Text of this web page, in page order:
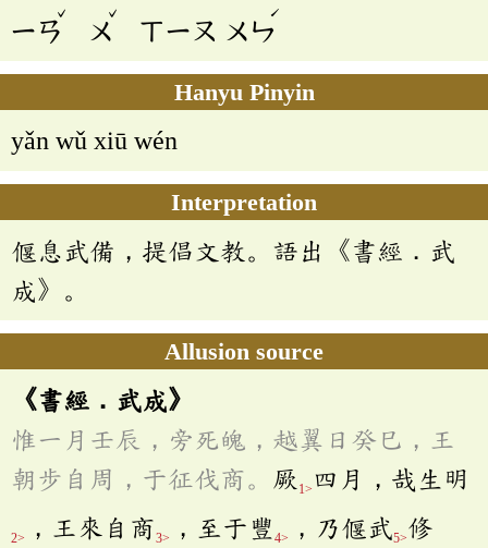
ㄧㄢ
ˇ
ㄨ
ˇ
ㄒㄧㄡ ㄨㄣ
ˊ
Hanyu Pinyin
yǎn wǔ xiū wén
Interpretation
偃息武備，提倡文教。語出《書經．武
成》。
Allusion source
《書經．武成》
惟一月壬辰，旁死魄，越翼日癸巳，王
朝步自周，于征伐商。 厥 1> 四月，哉生明
2> ，王來自商3> ，至于豐 4> ，乃偃武5>修